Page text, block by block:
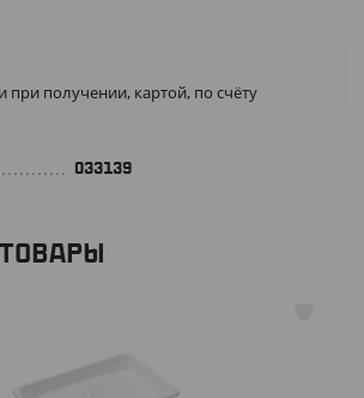
получении, картой, по счёту
033139